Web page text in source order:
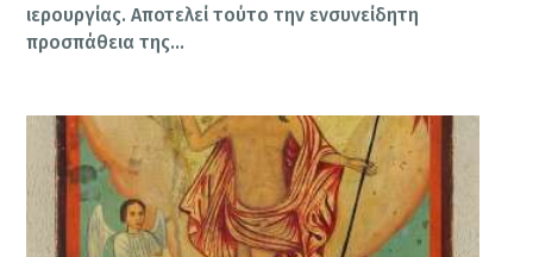
ιερουργίας. Αποτελεί τούτο την ενσυνείδητη
προσπάθεια της…